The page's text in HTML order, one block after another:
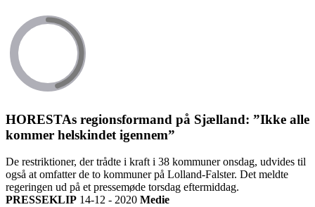
HORESTAs regionsformand på Sjælland: ”Ikke alle
kommer helskindet igennem”
De restriktioner, der trådte i kraft i 38 kommuner onsdag, udvides til
også at omfatter de to kommuner på Lolland-Falster. Det meldte
regeringen ud på et pressemøde torsdag eftermiddag.
PRESSEKLIP 14-12 - 2020 Medie